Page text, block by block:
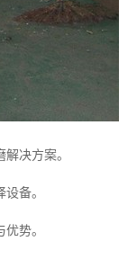
决方案。
备。
势。